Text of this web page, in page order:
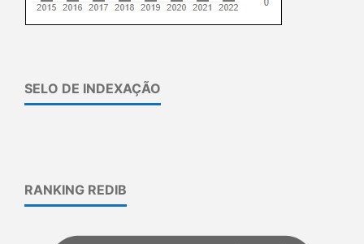
SELO DE INDEXAÇÃO
RANKING REDIB